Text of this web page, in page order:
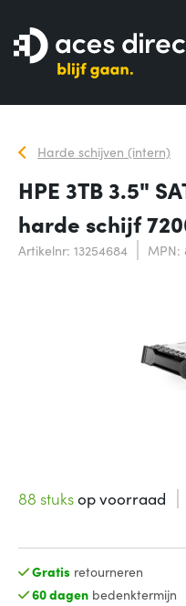
Harde schijven (intern)
HPE 3TB 3.5"
harde schijf
Artikelnr: 13254684 MPN:
88 stuksop voorraad
Gratis retourneren
60 dagenbedenktermijn